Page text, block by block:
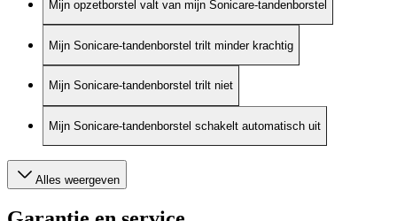
Mijn opzetborstel valt van mijn Sonicare-tandenborstel
Mijn Sonicare-tandenborstel trilt minder krachtig
Mijn Sonicare-tandenborstel trilt niet
Mijn Sonicare-tandenborstel schakelt automatisch uit
Alles weergeven